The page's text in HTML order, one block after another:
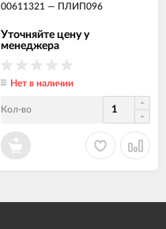
00611321 — ПЛИП096
Уточняйте цену у
менеджера
Нет в наличии
Кол-во